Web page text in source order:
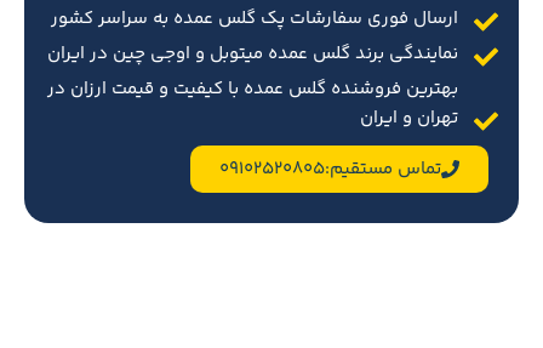
ارسال فوری سفارشات پک گلس عمده به سراسر کشور
نمایندگی برند گلس عمده میتوبل و اوجی چین در ایران
بهترین فروشنده گلس عمده با کیفیت و قیمت ارزان در
تهران و ایران
تماس مستقیم:09102520805